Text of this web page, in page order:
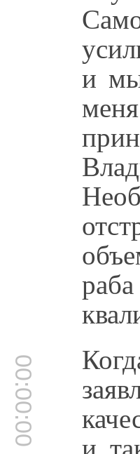
и
00:00:00